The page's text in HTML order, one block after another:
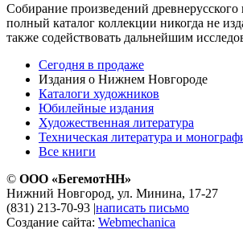
Собирание произведений
полный каталог коллекции никогда не
также содействовать дальнейшим
Сегодня в продаже
Издания о Нижнем Новгороде
Каталоги художников
Юбилейные издания
Художественная литература
Техническая литература и
Все книги
© ООО «БегемотНН»
Нижний Новгород, ул. Минина, 17-27
(831) 213-70-93 |написать письмо
Создание сайта: Webmechanica